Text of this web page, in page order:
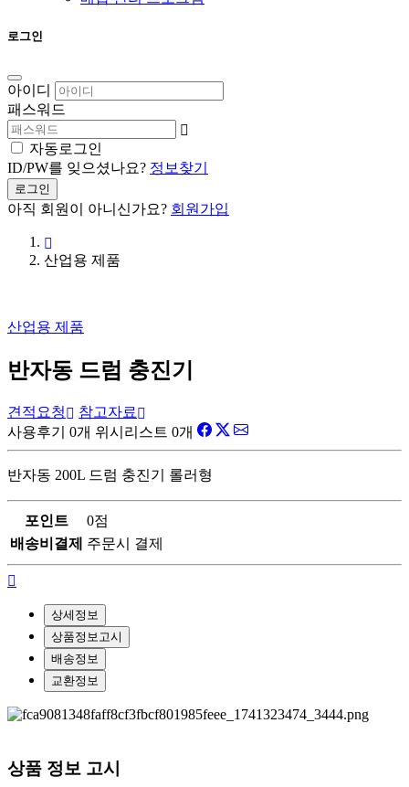
로그인
아이디
패스워드
자동로그인
ID/PW를 잊으셨나요? 정보찾기
로그인
아직 회원이 아니신가요? 회원가입
산업용 제품
산업용 제품
반자동 드럼 충진기
견적요청
참고자료
사용후기 0개 위시리스트 0개
반자동 200L 드럼 충진기 롤러형
포인트
0점
배송비결제
주문시 결제
상세정보
상품정보고시
배송정보
교환정보
상품 정보 고시